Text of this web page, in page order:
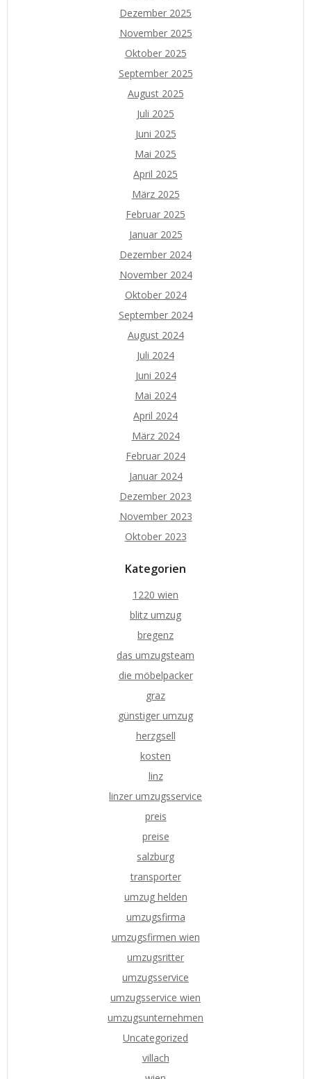
Dezember 2025
November 2025
Oktober 2025
September 2025
August 2025
Juli 2025
Juni 2025
Mai 2025
April 2025
März 2025
Februar 2025
Januar 2025
Dezember 2024
November 2024
Oktober 2024
September 2024
August 2024
Juli 2024
Juni 2024
Mai 2024
April 2024
März 2024
Februar 2024
Januar 2024
Dezember 2023
November 2023
Oktober 2023
Kategorien
1220 wien
blitz umzug
bregenz
das umzugsteam
die möbelpacker
graz
günstiger umzug
herzgsell
kosten
linz
linzer umzugsservice
preis
preise
salzburg
transporter
umzug helden
umzugsfirma
umzugsfirmen wien
umzugsritter
umzugsservice
umzugsservice wien
umzugsunternehmen
Uncategorized
villach